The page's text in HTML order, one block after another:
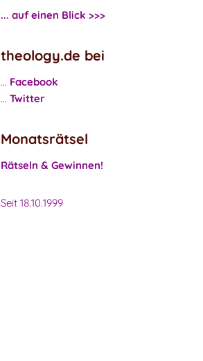
... auf einen Blick >>>
theology.de bei
... Facebook
... Twitter
Monatsrätsel
Rätseln & Gewinnen!
Seit 18.10.1999